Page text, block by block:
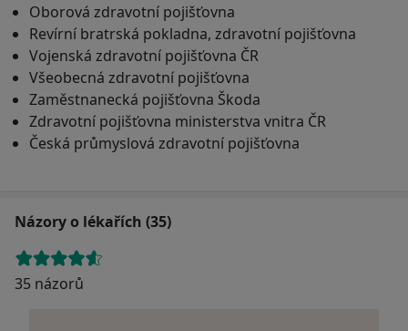
Oborová zdravotní pojišťovna
Revírní bratrská pokladna, zdravotní pojišťovna
Vojenská zdravotní pojišťovna ČR
Všeobecná zdravotní pojišťovna
Zaměstnanecká pojišťovna Škoda
Zdravotní pojišťovna ministerstva vnitra ČR
Česká průmyslová zdravotní pojišťovna
Názory o lékařích (35)
35 názorů